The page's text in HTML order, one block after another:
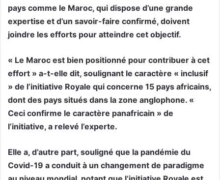
pays comme le Maroc, qui dispose d’une grande
expertise et d’un savoir-faire confirmé, doivent
joindre les efforts pour atteindre cet objectif.
« Le Maroc est bien positionné pour contribuer à cet
effort » a-t-elle dit, soulignant le caractère « inclusif
» de l’initiative Royale qui concerne 15 pays africains,
dont des pays situés dans la zone anglophone. «
Ceci confirme le caractère panafricain » de
l’initiative, a relevé l’experte.
Elle a, d’autre part, souligné que la pandémie du
Covid-19 a conduit à un changement de paradigme